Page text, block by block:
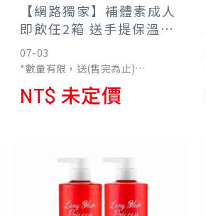
【網路獨家】補體素成人
即飲任2箱 送手提保溫杯
(依實物為主)
07-03
*數量有限，送(售完為止)
*贈品依實物為主/不累贈
NT$ 未定價